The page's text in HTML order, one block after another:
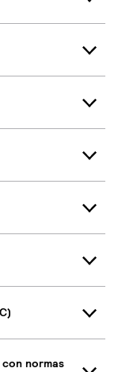
normas